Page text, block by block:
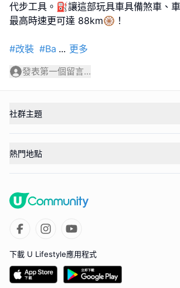
代步工具。⛽讓這部玩具車具備煞車、
最高時速更可達 88km🛞！
#改裝 #Ba ... 更多
發表第一個留言...
社群主題
熱門地點
下載 U Lifestyle應用程式